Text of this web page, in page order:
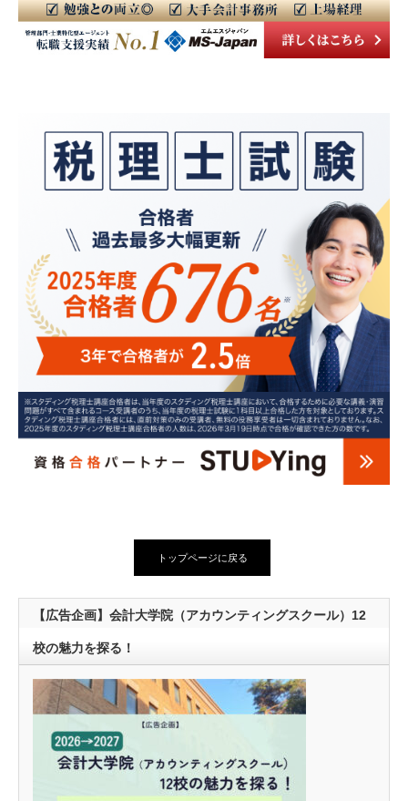
トップページに戻る
【広告企画】会計大学院（アカウンティングスクール）12
校の魅力を探る！